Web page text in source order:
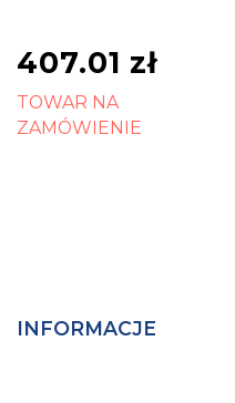
407.01 zł
TOWAR NA
ZAMÓWIENIE
INFORMACJE